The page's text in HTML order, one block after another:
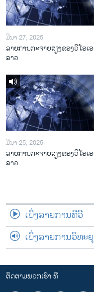
ມີນາ 27, 2025
ລາຍການກະຈາຍສຽງຂອງວີໂອເອ
ລາວ
ມີນາ 25, 2025
ລາຍການກະຈາຍສຽງຂອງວີໂອເອ
ລາວ
ເບິ່ງລາຍການທີວີ
ເບິ່ງລາຍການວິທະຍຸ
ຕິດຕາມພວກເຮົາ ທີ່